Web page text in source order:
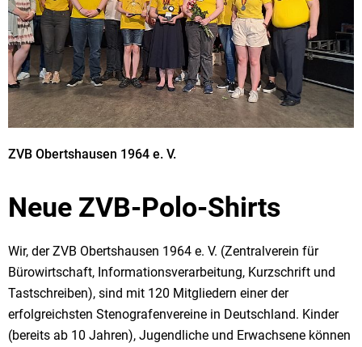
Neue ZVB-Polo-Shirts
ZVB Obertshausen 1964 e. V.
Wir, der ZVB Obertshausen 1964 e. V. (Zentralverein für
Bürowirtschaft, Informationsverarbeitung, Kurzschrift und
Tastschreiben), sind mit 120 Mitgliedern einer der
erfolgreichsten Stenografenvereine in Deutschland. Kinder
(bereits ab 10 Jahren), Jugendliche und Erwachsene können